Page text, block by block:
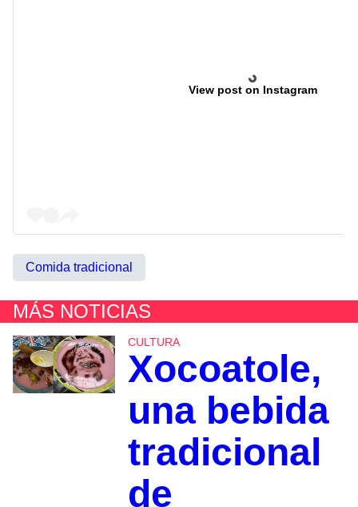
View post on Instagram
Comida tradicional
MÁS NOTICIAS
CULTURA
Xocoatole,
una bebida
tradicional
de